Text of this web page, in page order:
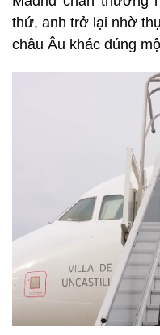
thứ, anh trở lại nhờ
châu Âu khác đúng